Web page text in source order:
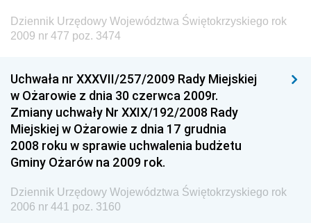
Dziennik Urzędowy Ministra Budownictwa
Dziennik Urzędowy Ministra Nauki i Szkolnictwa
Dziennik Urzędowy Głównego Urzędu Miar
Dziennik Urzędowy Ministra Rolnictwa i Rozwoju Wsi
Dziennik Urzędowy Ministra Edukacji Narodowej i
Sportu
Dziennik Urzędowy Ministra Edukacji i Nauki
Dziennik Urzędowy Ministra Edukacji Narodowej
Dziennik Urzędowy Ministra Gospodarki Morskiej
Dziennik Urzędowy Województwa Świętokrzyskiego rok
2009 nr 477 poz. 3474
Uchwała nr XXXVII/257/2009 Rady Miejskiej
w Ożarowie z dnia 30 czerwca 2009r.
Zmiany uchwały Nr XXIX/192/2008 Rady
Miejskiej w Ożarowie z dnia 17 grudnia
2008 roku w sprawie uchwalenia budżetu
Gminy Ożarów na 2009 rok.
Dziennik Urzędowy Województwa Świętokrzyskiego rok
2006 nr 441 poz. 3160